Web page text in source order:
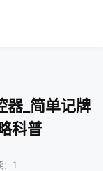
器_简单记牌
科普
1